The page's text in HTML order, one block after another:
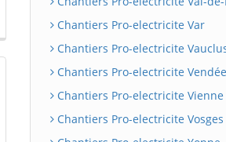
Chantiers Pro-electricite Var
Chantiers Pro-electricite
Chantiers Pro-electricite Vendée
Chantiers Pro-electricite Vienne
Chantiers Pro-electricite Vosges